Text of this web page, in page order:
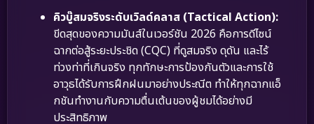
คิวบู๊สมจริงระดับเวิลด์คลาส (Tactical Action):
ขีดสุดของความมันส์ในเวอร์ชัน 2026 คือการดีไซน์
ฉากต่อสู้ระยะประชิด (CQC) ที่ดูสมจริง ดุดัน และไร้
ท่วงท่าที่เกินจริง ทุกทักษะการป้องกันตัวและการใช้
อาวุธได้รับการฝึกฝนมาอย่างประณีต ทำให้ทุกฉากแอ็
กชันทำงานกับความตื่นเต้นของผู้ชมได้อย่างมี
ประสิทธิภาพ